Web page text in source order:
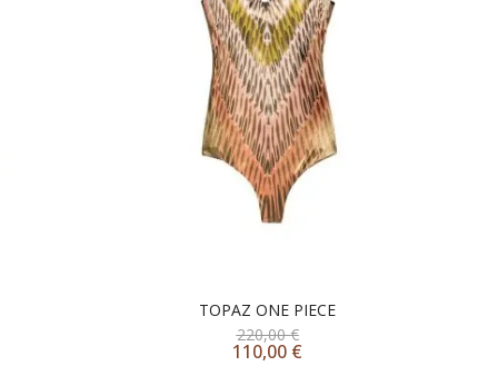
TOPAZ ONE PIECE
220,00€
110,00 €